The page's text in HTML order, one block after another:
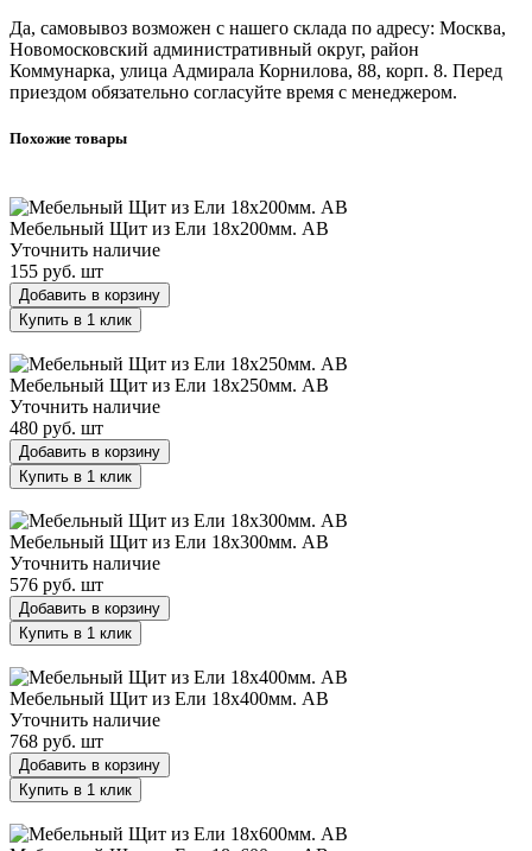
Да, самовывоз возможен с нашего склада по адресу: Москва,
Новомосковский административный округ, район
Коммунарка, улица Адмирала Корнилова, 88, корп. 8. Перед
приездом обязательно согласуйте время с менеджером.
Похожие товары
Мебельный Щит из Ели 18х200мм. AB
Уточнить наличие
155 руб. шт
Добавить в корзину
Купить в 1 клик
Мебельный Щит из Ели 18х250мм. AB
Уточнить наличие
480 руб. шт
Добавить в корзину
Купить в 1 клик
Мебельный Щит из Ели 18х300мм. AB
Уточнить наличие
576 руб. шт
Добавить в корзину
Купить в 1 клик
Мебельный Щит из Ели 18х400мм. AB
Уточнить наличие
768 руб. шт
Добавить в корзину
Купить в 1 клик